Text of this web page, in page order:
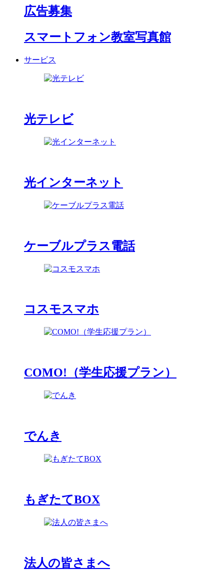
広告募集
スマートフォン教室写真館
サービス
光テレビ
光インターネット
ケーブルプラス電話
コスモスマホ
COMO!（学生応援プラン）
でんき
もぎたてBOX
法人の皆さまへ